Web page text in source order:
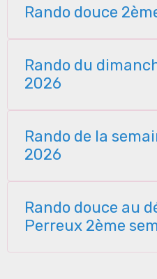
Rando douce
Rando du
2026
Rando de la
2026
Rando douce au
Perreux 2ème